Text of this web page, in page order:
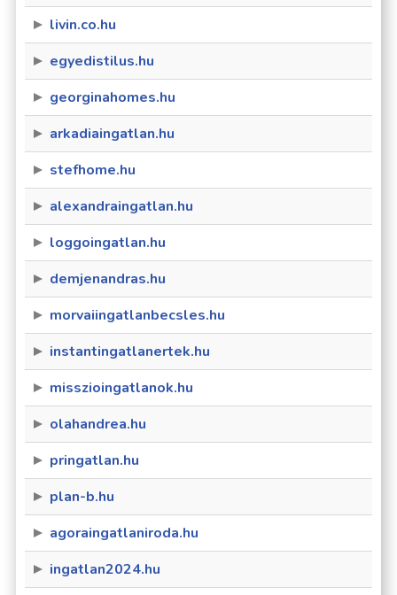
livin.co.hu
egyedistilus.hu
georginahomes.hu
arkadiaingatlan.hu
stefhome.hu
alexandraingatlan.hu
loggoingatlan.hu
demjenandras.hu
morvaiingatlanbecsles.hu
instantingatlanertek.hu
misszioingatlanok.hu
olahandrea.hu
pringatlan.hu
plan-b.hu
agoraingatlaniroda.hu
ingatlan2024.hu